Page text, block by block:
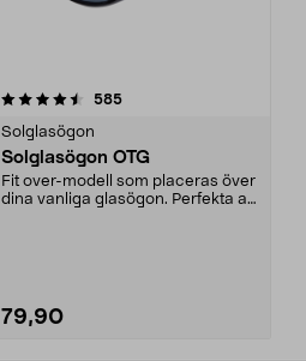
585recensioner
Solglasögon
Solglasögon OTG
Fit over-modell som placeras över
dina vanliga glasögon. Perfekta att
79,90
4.5 av 5 stjärnor